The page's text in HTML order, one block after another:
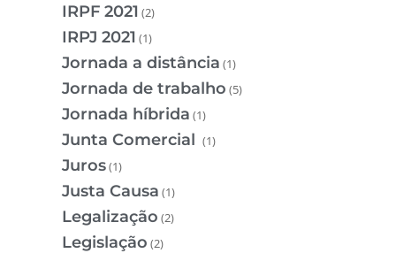
IRPF 2021 (2)
IRPJ 2021 (1)
Jornada a distância (1)
Jornada de trabalho (5)
Jornada híbrida (1)
Junta Comercial (1)
Juros(1)
Justa Causa (1)
Legalização (2)
Legislação (2)